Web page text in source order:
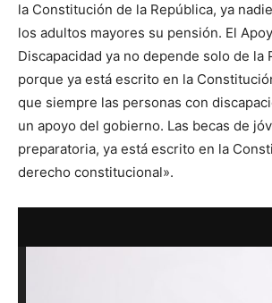
la Constitución de la República, ya
los adultos mayores su pensión. El
Discapacidad ya no depende solo de la
porque ya está escrito en la
que siempre las personas con
un apoyo del gobierno. Las becas de
preparatoria, ya está escrito en la
derecho constitucional».